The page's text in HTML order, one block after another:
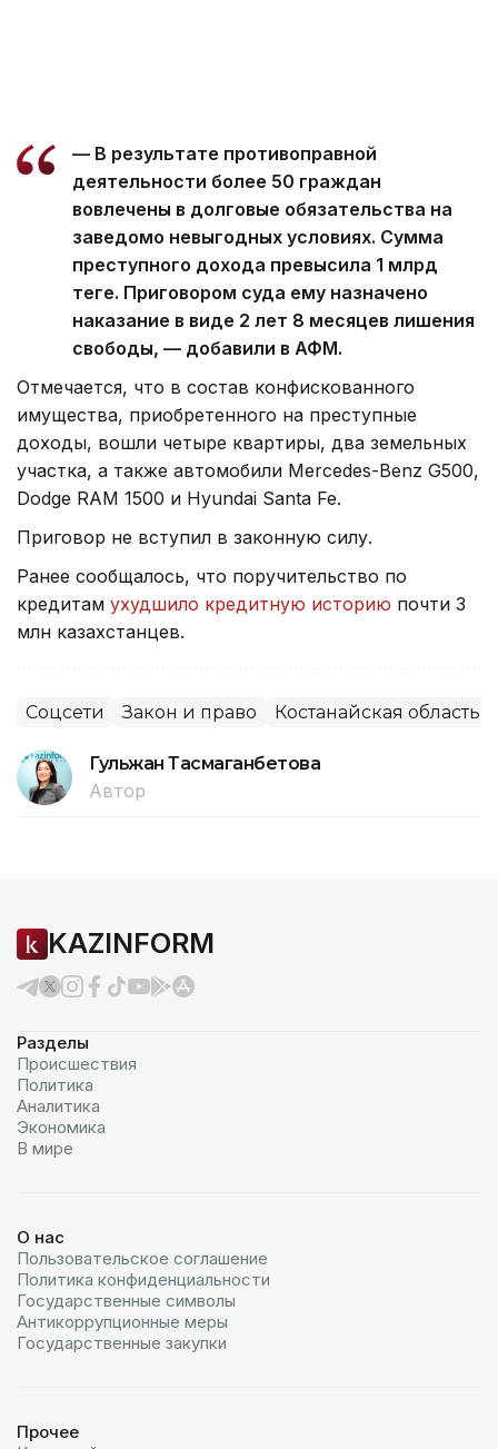
— В результате противоправной
деятельности более 50 граждан
вовлечены в долговые обязательства на
заведомо невыгодных условиях. Сумма
преступного дохода превысила 1 млрд
теңге. Приговором суда ему назначено
наказание в виде 2 лет 8 месяцев лишения
свободы, — добавили в АФМ.
Отмечается, что в состав конфискованного
имущества, приобретенного на преступные
доходы, вошли четыре квартиры, два земельных
участка, а также автомобили Mercedes-Benz G500,
Dodge RAM 1500 и Hyundai Santa Fe.
Приговор не вступил в законную силу.
Ранее сообщалось, что поручительство по
кредитам ухудшило кредитную историю почти 3
млн казахстанцев.
Соцсети Закон и право Костанайская область
Гульжан Тасмаганбетова
Автор
KAZINFORM
Разделы
Происшествия
Политика
Аналитика
Экономика
В мире
О нас
Пользовательское соглашение
Политика конфиденциальности
Государственные символы
Антикоррупционные меры
Государственные закупки
Прочее